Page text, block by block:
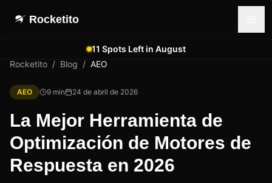
Rocketito
11 Spots Left in August
Rocketito / Blog / AEO
AEO 9 min 24 de abril de 2026
La Mejor Herramienta de
Optimización de Motores de
Respuesta en 2026